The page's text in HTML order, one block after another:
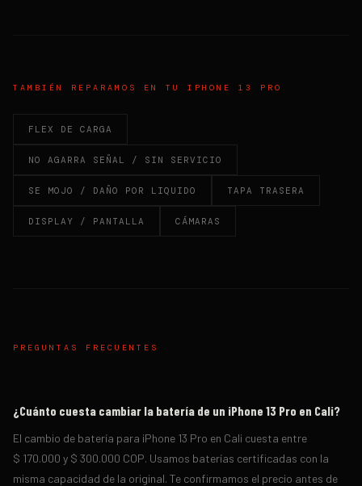
TAMBIÉN REPARAMOS EN TU IPHONE 13 PRO
FLEX DE CARGA
NO AGARRA SEÑAL / SIN SERVICIO
SE MOJO / DAÑO POR LIQUIDO TAPA TRASERA
DISPLAY / PANTALLA CÁMARAS
PREGUNTAS FRECUENTES
¿Cuánto cuesta cambiar la batería de un iPhone 13 Pro en Cali?
El cambio de batería para iPhone 13 Pro en Cali cuesta entre
$ 170.000 y $ 300.000 COP. Usamos baterías certificadas con la
misma capacidad de la original. Te confirmamos el precio antes de